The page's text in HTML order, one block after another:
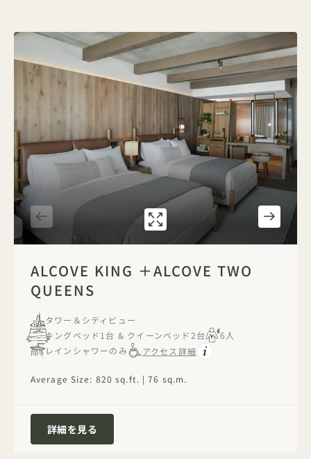
ギャラリー315 ALCOVE KING
ALCOVE KING ＋ALCOVE TWO
QUEENS
タワー＆シティビュー
キングベッド1台 & クイーンベッド2台
6人
レインシャワーのみ
アクセス詳細
Average Size: 820 sq.ft. | 76 sq.m.
詳細を見る